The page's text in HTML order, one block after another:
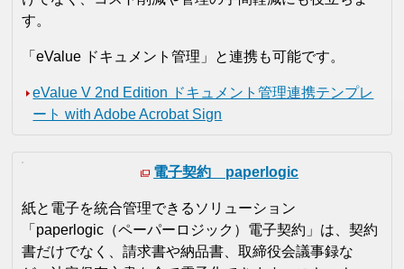
す。
「eValue ドキュメント管理」と連携も可能です。
eValue V 2nd Edition ドキュメント管理連携テンプレ
ート with Adobe Acrobat Sign
電子契約 paperlogic
紙と電子を統合管理できるソリューション
「paperlogic（ペーパーロジック）電子契約」は、契約
書だけでなく、請求書や納品書、取締役会議事録な